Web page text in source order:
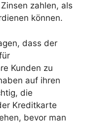
zahlen, als
können.
dass der
Kunden zu
auf ihren
die
Kreditkarte
bevor man